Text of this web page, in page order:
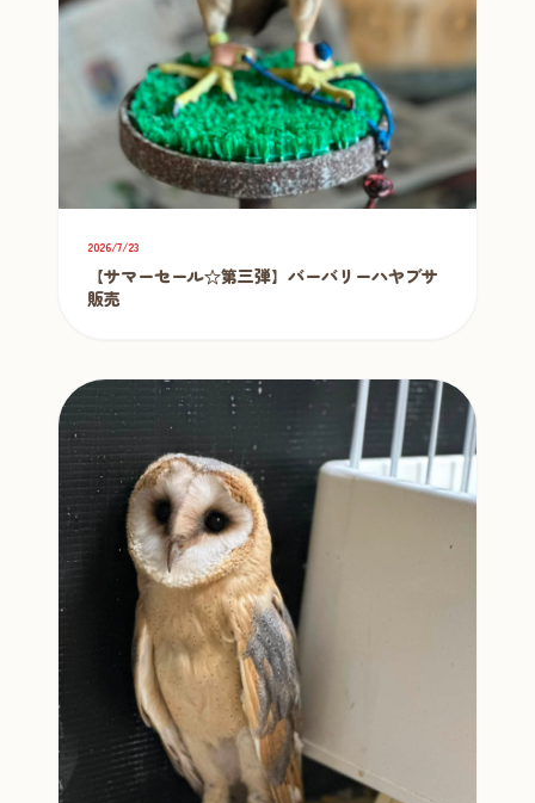
2026/7/23
【サマーセール☆第三弾】バーバリーハヤブサ
販売